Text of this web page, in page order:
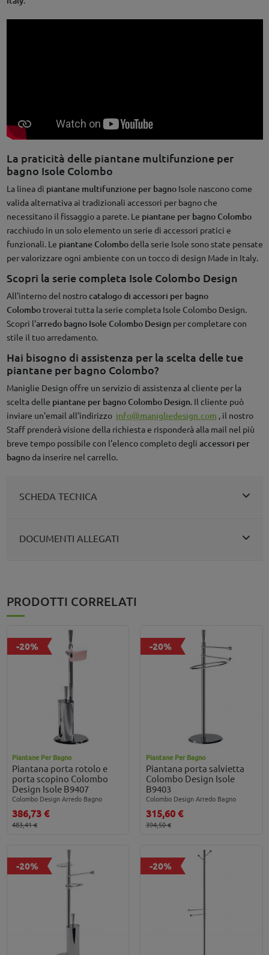
La praticità delle piantane multifunzione per
bagno Isole Colombo
La linea di piantane multifunzione per bagnoIsole nascono come
valida alternativa ai tradizionali accessori per bagno che
necessitano il fissaggio a parete. Le piantane per bagno Colombo
racchiudo in un solo elemento un serie di accessori pratici e
funzionali. Le piantane Colombodella serie Isole sono state pensate
per valorizzare ogni ambiente con un tocco di design Made in Italy.
Scopri la serie completa Isole Colombo Design
All'interno del nostrocatalogo di accessori per bagno
Colombotroverai tutta la serie completa Isole Colombo Design.
Scopri l'arredo bagno Isole Colombo Design per completare con
stile il tuo arredamento.
Hai bisogno di assistenza per la scelta delle tue
piantane per bagno Colombo?
Maniglie Design offre un servizio di assistenza al cliente per la
scelta delle piantane per bagno Colombo Design. Il cliente può
inviare un'email all'indirizzo info@manigliedesign.com , il nostro
Staff prenderà visione della richiesta e risponderà alla mail nel più
breve tempo possibile con l'elenco completo degli accessori per
bagnoda inserire nel carrello.
SCHEDA TECNICA
DOCUMENTI ALLEGATI
PRODOTTI CORRELATI
-20%
Piantane Per Bagno
Piantana porta rotolo e
porta scopino Colombo
Design Isole B9407
Colombo Design Arredo Bagno
386,73 €
483,41 €
-20%
Piantane Per Bagno
Piantana porta salvietta
Colombo Design Isole
B9403
Colombo Design Arredo Bagno
315,60 €
394,50 €
-20% -20%